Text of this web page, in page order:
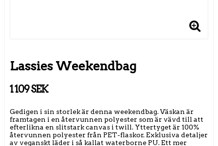
Lassies Weekendbag
1 109 SEK
Gedigen i sin storlek är denna weekendbag. Väskan är
framtagen i en återvunnen polyester som är vävd till att
efterlikna en slitstark canvas i twill. Yttertyget är 100%
återvunnen polyester från PET-flaskor. Exklusiva detaljer
av veganskt läder i så kallat waterborne PU. Ett mer